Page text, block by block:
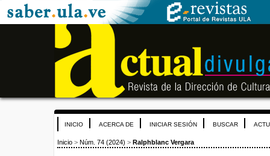
INICIO ACERCA DE INICIAR SESIÓN BUSCAR
Inicio > Núm. 74 (2024) > Ralphblanc Vergara